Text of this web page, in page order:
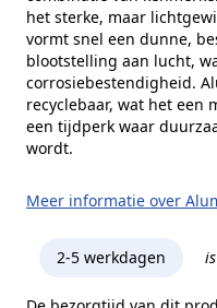
het sterke, maar
vormt snel een dunne,
blootstelling aan lucht,
corrosiebestendigheid.
recyclebaar, wat het een
een tijdperk waar
wordt.
Meer informatie over
2-5 werkdagen